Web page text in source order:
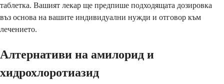
таблетка. Вашият лекар ще предпише подходящата дозировка
въз основа на вашите индивидуални нужди и отговор към
лечението.
Алтернативи на амилорид и
хидрохлоротиазид